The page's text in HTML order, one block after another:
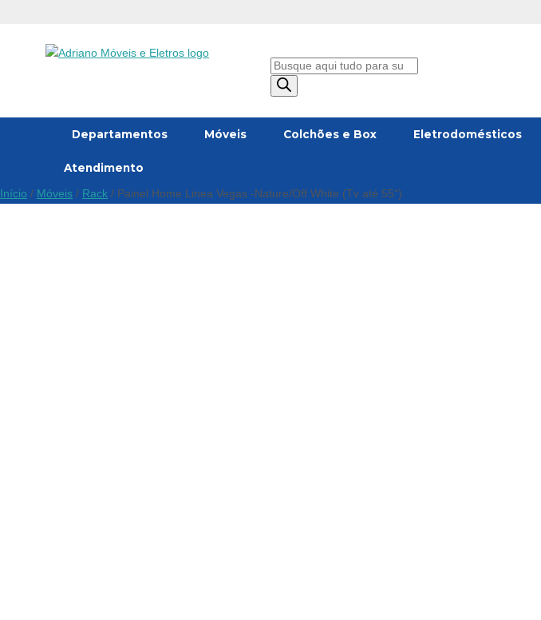
Pesquisar
produtos
Departamentos Móveis Colchões e Box Eletrodomésticos
Atendimento
Início / Móveis / Rack / Painel Home Linea Vegas -Nature/Off White (Tv até 55“)